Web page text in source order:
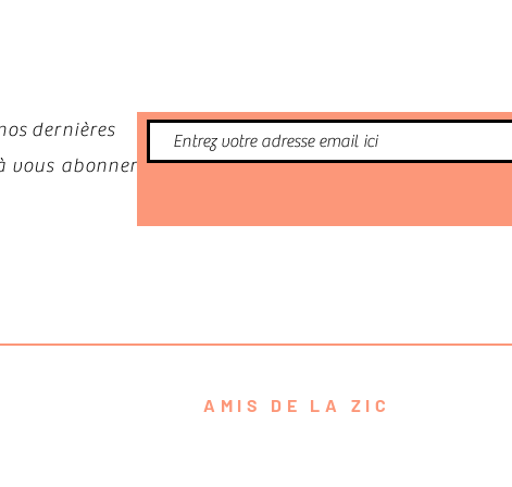
dernières
vous abonner
AMIS DE LA ZIC